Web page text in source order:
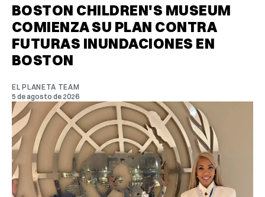
BOSTON CHILDREN'S MUSEUM
COMIENZA SU PLAN CONTRA
FUTURAS INUNDACIONES EN
BOSTON
EL PLANETA TEAM
5 de agosto de 2026